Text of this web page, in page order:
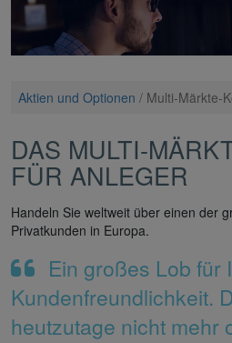
Aktien und Optionen / Multi-Märkte-
DAS MULTI-
FÜR ANLEGER
Handeln Sie weltweit über einen der
Privatkunden in Europa.
Ein großes Lob für
Kundenfreundlichkeit.
heutzutage nicht mehr